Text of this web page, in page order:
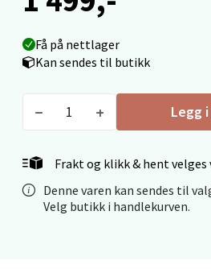
Få på nettlager
Kan sendes til butikk
Legg
Frakt og klikk & hent velges
Denne varen kan sendes til
Velg butikk i handlekurven.
Fridtjof Nansensgate 22, 8622
0 i butikk